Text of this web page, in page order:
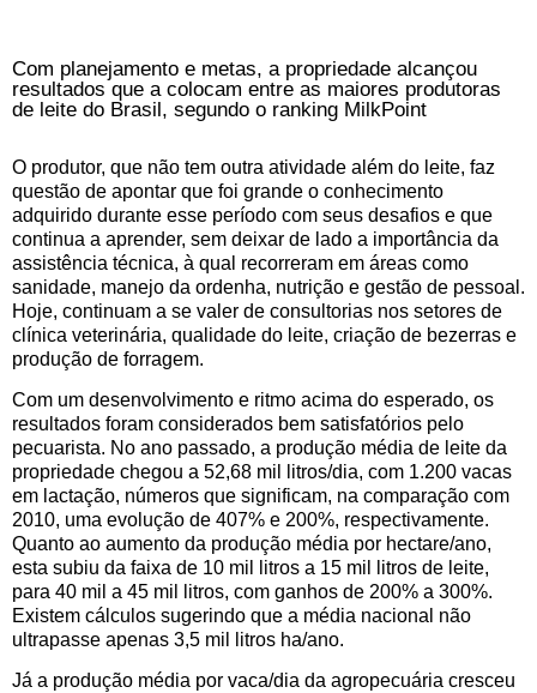
Com planejamento e metas, a propriedade alcançou
resultados que a colocam entre as maiores produtoras
de leite do Brasil, segundo o ranking MilkPoint
O produtor, que não tem outra atividade além do leite, faz
questão de apontar que foi grande o conhecimento
adquirido durante esse período com seus desafios e que
continua a aprender, sem deixar de lado a importância da
assistência técnica, à qual recorreram em áreas como
sanidade, manejo da ordenha, nutrição e gestão de pessoal.
Hoje, continuam a se valer de consultorias nos setores de
clínica veterinária, qualidade do leite, criação de bezerras e
produção de forragem.
Com um desenvolvimento e ritmo acima do esperado, os
resultados foram considerados bem satisfatórios pelo
pecuarista. No ano passado, a produção média de leite da
propriedade chegou a 52,68 mil litros/dia, com 1.200 vacas
em lactação, números que significam, na comparação com
2010, uma evolução de 407% e 200%, respectivamente.
Quanto ao aumento da produção média por hectare/ano,
esta subiu da faixa de 10 mil litros a 15 mil litros de leite,
para 40 mil a 45 mil litros, com ganhos de 200% a 300%.
Existem cálculos sugerindo que a média nacional não
ultrapasse apenas 3,5 mil litros ha/ano.
Já a produção média por vaca/dia da agropecuária cresceu